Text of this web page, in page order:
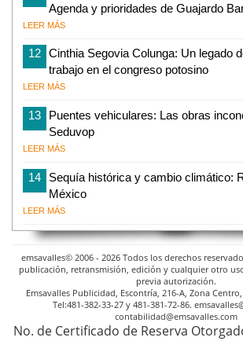
Agenda y prioridades de Guajardo
LEER MÁS
12
Cinthia Segovia Colunga: Un legado
trabajo en el congreso potosino
LEER MÁS
13
Puentes vehiculares: Las obras
Seduvop
LEER MÁS
14
Sequía histórica y cambio climático:
México
LEER MÁS
emsavalles© 2006 - 2026 Todos los derechos
publicación, retransmisión, edición y cualquier otro
previa autorización.
Emsavalles Publicidad, Escontría, 216-A, Zona
Tel:481-382-33-27 y 481-381-72-86.
contabilidad@emsavalles.com
No. de Certificado de Reserva